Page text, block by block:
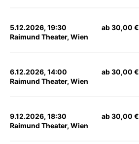
5.12.2026, 19:30
Raimund Theater, Wien
ab 30,00 €
6.12.2026, 14:00
Raimund Theater, Wien
ab 30,00 €
9.12.2026, 18:30
Raimund Theater, Wien
ab 30,00 €